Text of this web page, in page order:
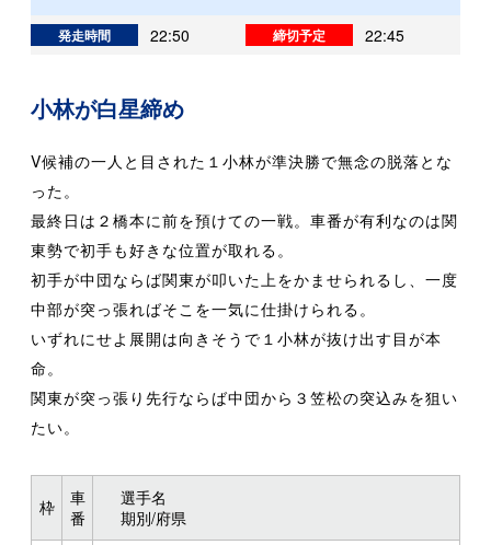
発走時間 22:50 締切予定 22:45
小林が白星締め
V候補の一人と目された１小林が準決勝で無念の脱落とな
った。
最終日は２橋本に前を預けての一戦。車番が有利なのは関
東勢で初手も好きな位置が取れる。
初手が中団ならば関東が叩いた上をかませられるし、一度
中部が突っ張ればそこを一気に仕掛けられる。
いずれにせよ展開は向きそうで１小林が抜け出す目が本
命。
関東が突っ張り先行ならば中団から３笠松の突込みを狙い
たい。
枠
車
番
選手名
期別/府県